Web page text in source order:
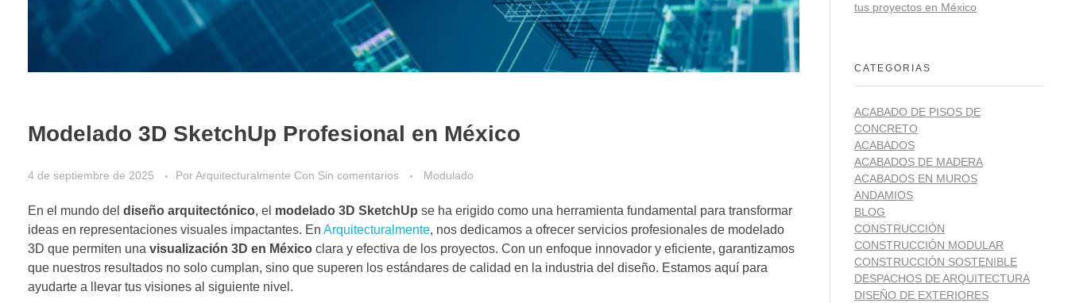
Modelado 3D SketchUp Profesional en México
4 de septiembre de 2025 PorArquitecturalmente Con Sin comentarios Modulado
En el mundo del diseño arquitectónico, el modelado 3D SketchUp se ha erigido como una herramienta fundamental para transformar
ideas en representaciones visuales impactantes. En Arquitecturalmente, nos dedicamos a ofrecer servicios profesionales de modelado
3D que permiten una visualización 3D en México clara y efectiva de los proyectos. Con un enfoque innovador y eficiente, garantizamos
que nuestros resultados no solo cumplan, sino que superen los estándares de calidad en la industria del diseño. Estamos aquí para
ayudarte a llevar tus visiones al siguiente nivel.
tus proyectos en México
CATEGORIAS
ACABADO DE PISOS DE
CONCRETO
ACABADOS
ACABADOS DE MADERA
ACABADOS EN MUROS
ANDAMIOS
BLOG
CONSTRUCCIÓN
CONSTRUCCIÓN MODULAR
CONSTRUCCIÓN SOSTENIBLE
DESPACHOS DE ARQUITECTURA
DISEÑO DE EXTERIORES